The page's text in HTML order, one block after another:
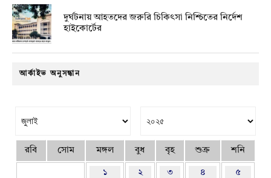
দুর্ঘটনায় আহতদের জরুরি চিকিৎসা নিশ্চিতের নির্দেশ
হাইকোর্টের
আর্কাইভ অনুসন্ধান
রবি সোম মঙ্গল বুধ বৃহ শুক্র শনি
১ ২ ৩ ৪ ৫